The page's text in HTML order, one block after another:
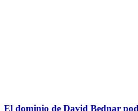
El dominio de David Bednar